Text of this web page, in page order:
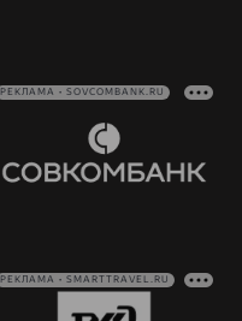
РЕКЛАМА • SOVCOMBANK.RU
РЕКЛАМА • SMARTTRAVEL.RU